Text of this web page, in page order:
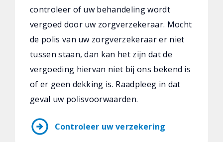
controleer of uw behandeling wordt
vergoed door uw zorgverzekeraar. Mocht
de polis van uw zorgverzekeraar er niet
tussen staan, dan kan het zijn dat de
vergoeding hiervan niet bij ons bekend is
of er geen dekking is. Raadpleeg in dat
geval uw polisvoorwaarden.
arrow_circle_right Controleer uw verzekering